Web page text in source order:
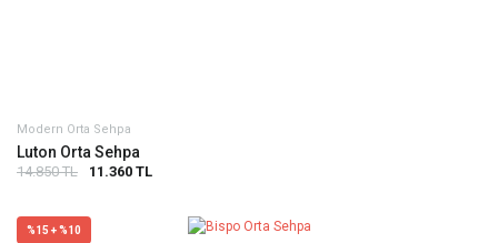
Modern Orta Sehpa
Luton Orta Sehpa
14.850 TL 11.360 TL
%15 + %10